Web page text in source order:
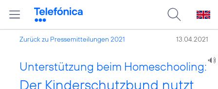
Zurück zu Pressemitteilungen 2021 13.04.2021
Unterstützung beim Homeschooling:
Der Kinderschutzbund nutzt